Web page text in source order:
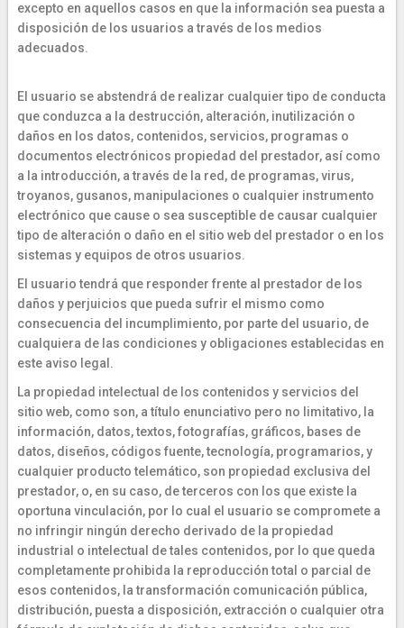
excepto en aquellos casos en que la información sea puesta a
disposición de los usuarios a través de los medios
adecuados.
El usuario se abstendrá de realizar cualquier tipo de conducta
que conduzca a la destrucción, alteración, inutilización o
daños en los datos, contenidos, servicios, programas o
documentos electrónicos propiedad del prestador, así como
a la introducción, a través de la red, de programas, virus,
troyanos, gusanos, manipulaciones o cualquier instrumento
electrónico que cause o sea susceptible de causar cualquier
tipo de alteración o daño en el sitio web del prestador o en los
sistemas y equipos de otros usuarios.
El usuario tendrá que responder frente al prestador de los
daños y perjuicios que pueda sufrir el mismo como
consecuencia del incumplimiento, por parte del usuario, de
cualquiera de las condiciones y obligaciones establecidas en
este aviso legal.
La propiedad intelectual de los contenidos y servicios del
sitio web, como son, a título enunciativo pero no limitativo, la
información, datos, textos, fotografías, gráficos, bases de
datos, diseños, códigos fuente, tecnología, programarios, y
cualquier producto telemático, son propiedad exclusiva del
prestador, o, en su caso, de terceros con los que existe la
oportuna vinculación, por lo cual el usuario se compromete a
no infringir ningún derecho derivado de la propiedad
industrial o intelectual de tales contenidos, por lo que queda
completamente prohibida la reproducción total o parcial de
esos contenidos, la transformación comunicación pública,
distribución, puesta a disposición, extracción o cualquier otra